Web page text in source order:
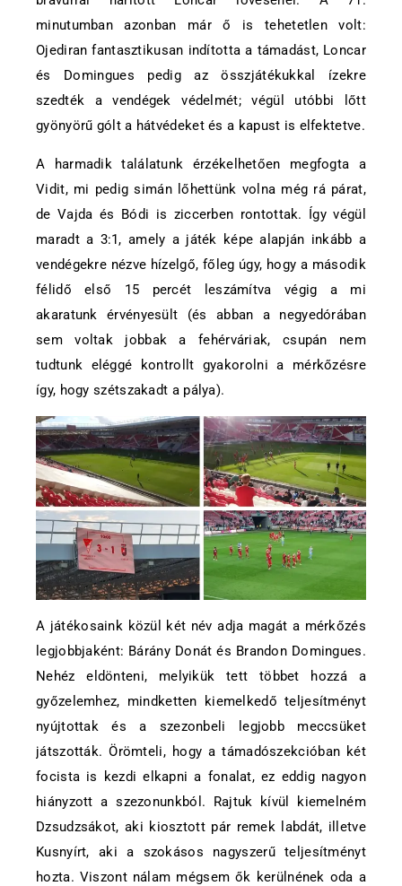
minutumban azonban már ő is tehetetlen volt:
Ojediran fantasztikusan indította a támadást, Loncar
és Domingues pedig az összjátékukkal ízekre
szedték a vendégek védelmét; végül utóbbi lőtt
gyönyörű gólt a hátvédeket és a kapust is elfektetve.
A harmadik találatunk érzékelhetően megfogta a
Vidit, mi pedig simán lőhettünk volna még rá párat,
de Vajda és Bódi is ziccerben rontottak. Így végül
maradt a 3:1, amely a játék képe alapján inkább a
vendégekre nézve hízelgő, főleg úgy, hogy a második
félidő első 15 percét leszámítva végig a mi
akaratunk érvényesült (és abban a negyedórában
sem voltak jobbak a fehérváriak, csupán nem
tudtunk eléggé kontrollt gyakorolni a mérkőzésre
így, hogy szétszakadt a pálya).
A játékosaink közül két név adja magát a mérkőzés
legjobbjaként: Bárány Donát és Brandon Domingues.
Nehéz eldönteni, melyikük tett többet hozzá a
győzelemhez, mindketten kiemelkedő teljesítményt
nyújtottak és a szezonbeli legjobb meccsüket
játszották. Örömteli, hogy a támadószekcióban két
focista is kezdi elkapni a fonalat, ez eddig nagyon
hiányzott a szezonunkból. Rajtuk kívül kiemelném
Dzsudzsákot, aki kiosztott pár remek labdát, illetve
Kusnyírt, aki a szokásos nagyszerű teljesítményt
hozta. Viszont nálam mégsem ők kerülnének oda a